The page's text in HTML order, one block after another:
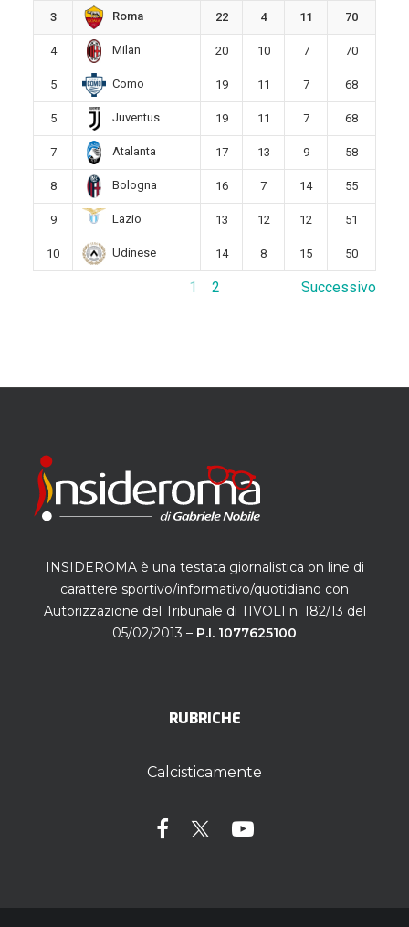
3 Roma 22 4 11 70
4 Milan 20 10 7 70
5 Como 19 11 7 68
5 Juventus 19 11 7 68
7 Atalanta 17 13 9 58
8 Bologna 16 7 14 55
9 Lazio 13 12 12 51
10 Udinese 14 8 15 50
1 2 Successivo
INSIDEROMA è una testata giornalistica on line di
carattere sportivo/informativo/quotidiano con
Autorizzazione del Tribunale di TIVOLI n. 182/13 del
05/02/2013 – P.I. 1077625100
RUBRICHE
Calcisticamente